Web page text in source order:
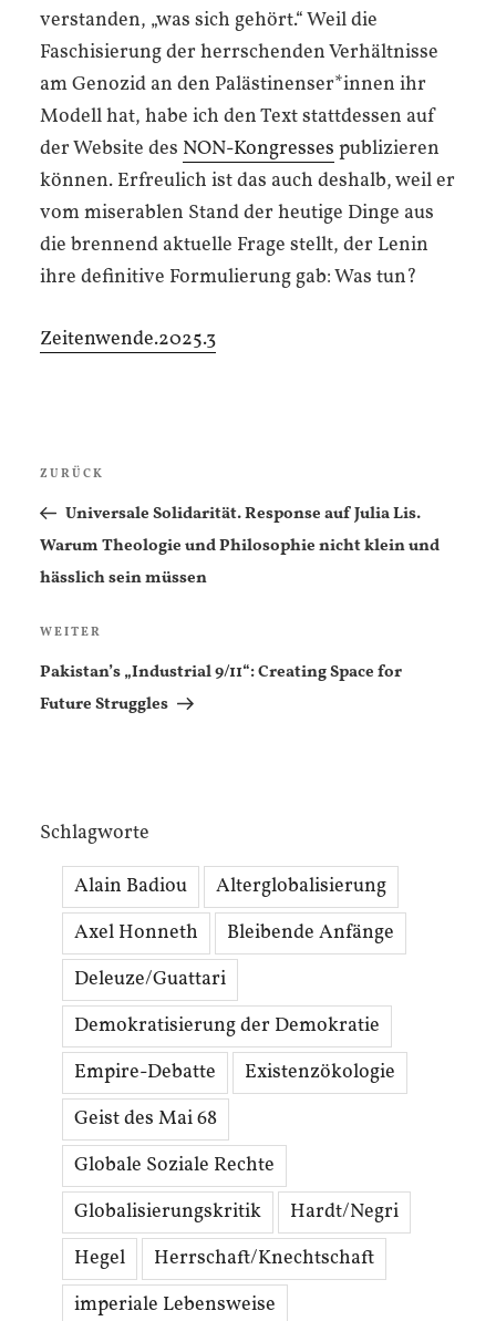
verstanden, „was sich gehört.“ Weil die
Faschisierung der herrschenden Verhältnisse
am Genozid an den Palästinenser*innen ihr
Modell hat, habe ich den Text stattdessen auf
der Website des NON-Kongresses publizieren
können. Erfreulich ist das auch deshalb, weil er
vom miserablen Stand der heutige Dinge aus
die brennend aktuelle Frage stellt, der Lenin
ihre definitive Formulierung gab: Was tun?
Zeitenwende.2025.3
Beitragsnavigation
Vorheriger
Beitrag
ZURÜCK
Universale Solidarität. Response auf Julia Lis.
Warum Theologie und Philosophie nicht klein und
hässlich sein müssen
Nächster
Beitrag
WEITER
Pakistan’s „Industrial 9/11“: Creating Space for
Future Struggles
Schlagworte
Alain Badiou
Alterglobalisierung
Axel Honneth
Bleibende Anfänge
Deleuze/Guattari
Demokratisierung der Demokratie
Empire-Debatte
Existenzökologie
Geist des Mai 68
Globale Soziale Rechte
Globalisierungskritik
Hardt/Negri
Hegel
Herrschaft/Knechtschaft
imperiale Lebensweise